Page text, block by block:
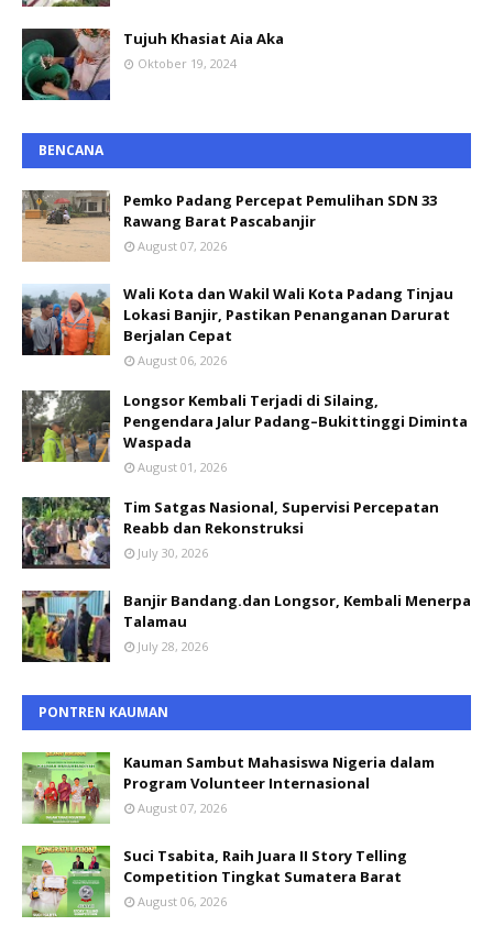
Tujuh Khasiat Aia Aka
Oktober 19, 2024
BENCANA
Pemko Padang Percepat Pemulihan SDN 33
Rawang Barat Pascabanjir
August 07, 2026
Wali Kota dan Wakil Wali Kota Padang Tinjau
Lokasi Banjir, Pastikan Penanganan Darurat
Berjalan Cepat
August 06, 2026
Longsor Kembali Terjadi di Silaing,
Pengendara Jalur Padang–Bukittinggi Diminta
Waspada
August 01, 2026
Tim Satgas Nasional, Supervisi Percepatan
Reabb dan Rekonstruksi
July 30, 2026
Banjir Bandang.dan Longsor, Kembali Menerpa
Talamau
July 28, 2026
PONTREN KAUMAN
Kauman Sambut Mahasiswa Nigeria dalam
Program Volunteer Internasional
August 07, 2026
Suci Tsabita, Raih Juara II Story Telling
Competition Tingkat Sumatera Barat
August 06, 2026